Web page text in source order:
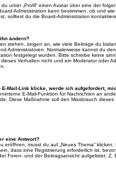
unter „Profil“ einen Avatar über eine der
Administration kann bestimmen, ob und
solltest du die Board-Administration
ändern?
stehen, zeigen an, wie viele Beiträge du
Administratoren. Normalerweise kannst du
festgelegt wurden. Bitte schreibe keine
Verhalten nicht und ein Moderator oder
E-Mail-Link klicke, werde ich aufgefordert,
E-Mail-Funktion für Nachrichten an
Diese Maßnahme soll den Missbrauch
eine Antwort?
eröffnen, musst du auf „Neues Thema“
dass eine Registrierung erforderlich ist,
Foren- und der Beitragsansicht aufgelistet. Z.